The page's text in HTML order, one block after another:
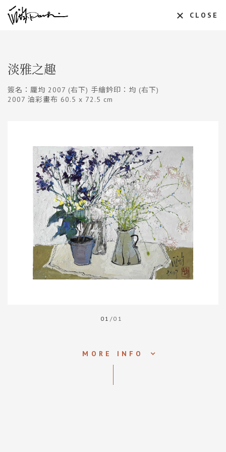
CLOSE
淡雅之趣
簽名：龎均 2007 (右下) 手繪鈐印：均 (右下)
2007 油彩畫布 60.5 x 72.5 cm
01 /01
MORE INFO